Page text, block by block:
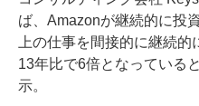
ば、Amazonが継続的に投
上の仕事を間接的に継続
13年比で6倍となっている
示。